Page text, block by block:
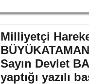
Milliyetçi
Sayın Devlet
yaptığı yazılı